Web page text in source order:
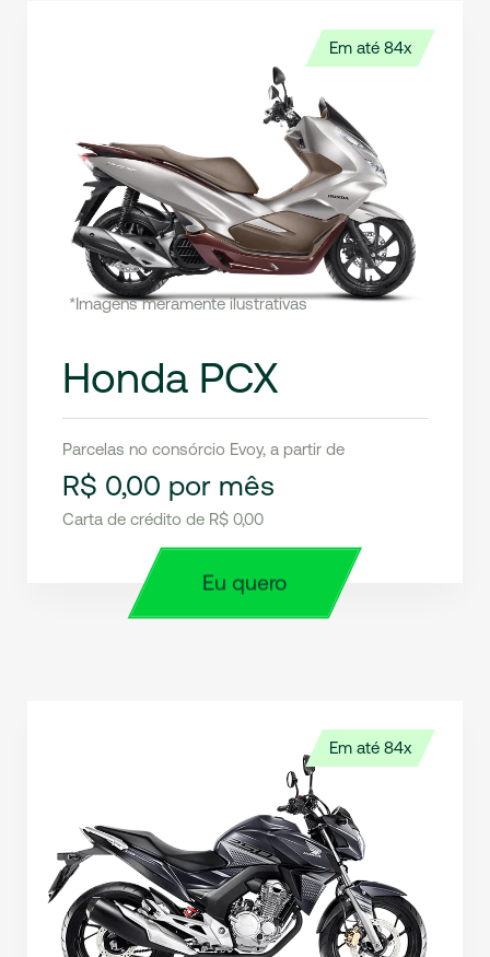
Em até 84x
*Imagens meramente ilustrativas
Honda PCX
Parcelas no consórcio Evoy, a partir de
R$ 0,00 por mês
Carta de crédito de R$ 0,00
Eu quero
Em até 84x